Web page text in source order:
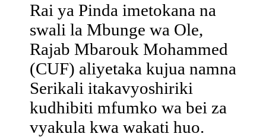
Rai ya Pinda imetokana na
swali la Mbunge wa Ole,
Rajab Mbarouk Mohammed
(CUF) aliyetaka kujua namna
Serikali itakavyoshiriki
kudhibiti mfumko wa bei za
vyakula kwa wakati huo.